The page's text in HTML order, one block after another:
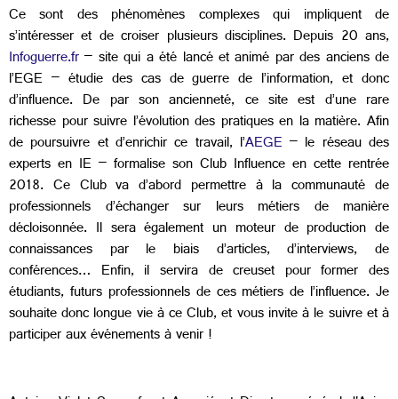
Ce sont des phénomènes complexes qui impliquent de
s’intéresser et de croiser plusieurs disciplines. Depuis 20 ans,
Infoguerre.fr– site qui a été lancé et animé par des anciens de
l’EGE – étudie des cas de guerre de l’information, et donc
d’influence. De par son ancienneté, ce site est d’une rare
richesse pour suivre l’évolution des pratiques en la matière. Afin
de poursuivre et d’enrichir ce travail, l’AEGE – le réseau des
experts en IE – formalise son Club Influence en cette rentrée
2018. Ce Club va d’abord permettre à la communauté de
professionnels d’échanger sur leurs métiers de manière
décloisonnée. Il sera également un moteur de production de
connaissances par le biais d’articles, d’interviews, de
conférences… Enfin, il servira de creuset pour former des
étudiants, futurs professionnels de ces métiers de l’influence. Je
souhaite donc longue vie à ce Club, et vous invite à le suivre et à
participer aux événements à venir !